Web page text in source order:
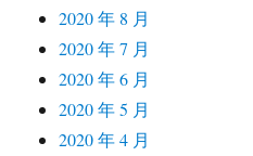
2020 年 8 月
2020 年 7 月
2020 年 6 月
2020 年 5 月
2020 年 4 月